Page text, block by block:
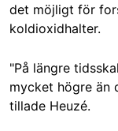
det möjligt för
koldioxidhalter.
"På längre
mycket högre än
tillade Heuzé.